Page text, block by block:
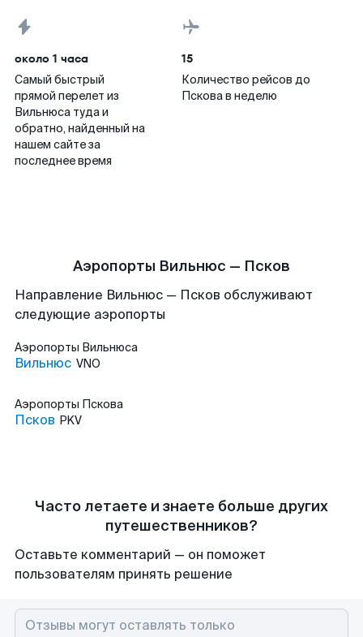
около 1 часа
Самый быстрый
прямой перелет из
Вильнюса туда и
обратно, найденный на
нашем сайте за
последнее время
15
Количество рейсов до
Пскова в неделю
Аэропорты Вильнюс — Псков
Направление Вильнюс — Псков обслуживают
следующие аэропорты
Аэропорты Вильнюса
Вильнюс VNO
Аэропорты Пскова
Псков PKV
Часто летаете и знаете больше других
путешественников?
Оставьте комментарий — он поможет
пользователям принять решение